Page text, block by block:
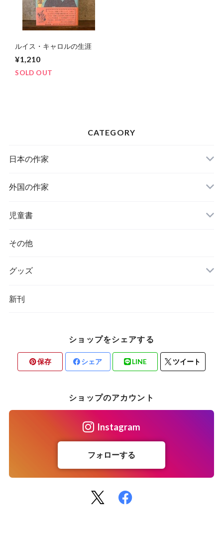
ルイス・キャロルの生涯
¥1,210
SOLD OUT
CATEGORY
日本の作家
外国の作家
チェコ
ハンガリー
その他
ポーランド
児童書
その他
グッズ
新刊
ショップをシェアする
保存 シェア LINE ツイート
ショップのアカウント
Instagram
フォローする